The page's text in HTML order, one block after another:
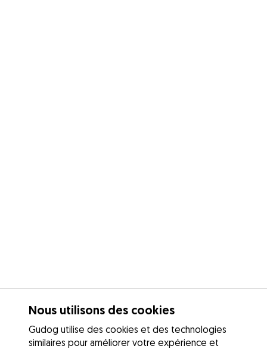
Nous utilisons des cookies
Gudog utilise des cookies et des technologies
similaires pour améliorer votre expérience et